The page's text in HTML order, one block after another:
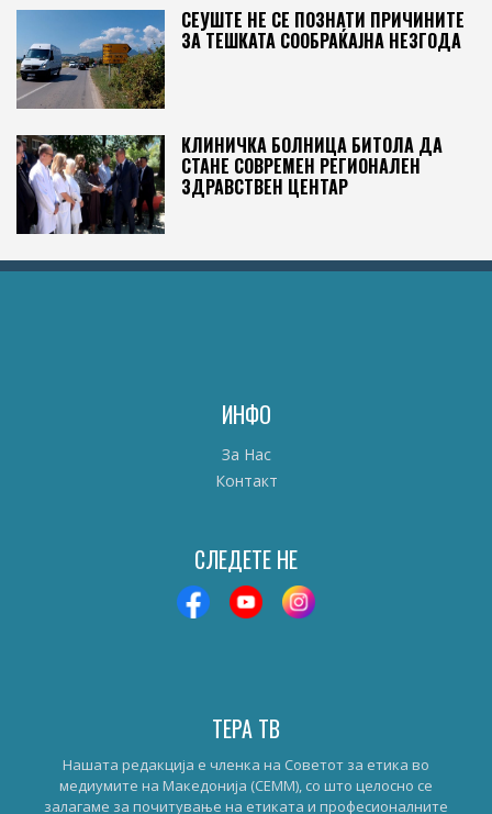
СЕУШТЕ НЕ СЕ ПОЗНАТИ ПРИЧИНИТЕ
ЗА ТЕШКАТА СООБРАЌАЈНА НЕЗГОДА
КЛИНИЧКА БОЛНИЦА БИТОЛА ДА
СТАНЕ СОВРЕМЕН РЕГИОНАЛЕН
ЗДРАВСТВЕН ЦЕНТАР
ИНФО
За Нас
Контакт
СЛЕДЕТЕ НЕ
ТЕРА ТВ
Нашата редакција е членка на Советот за етика во
медиумите на Македонија (СЕММ), со што целосно се
залагаме за почитување на етиката и професионалните